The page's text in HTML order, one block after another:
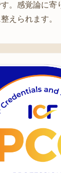
。感覚論に寄
えられます。